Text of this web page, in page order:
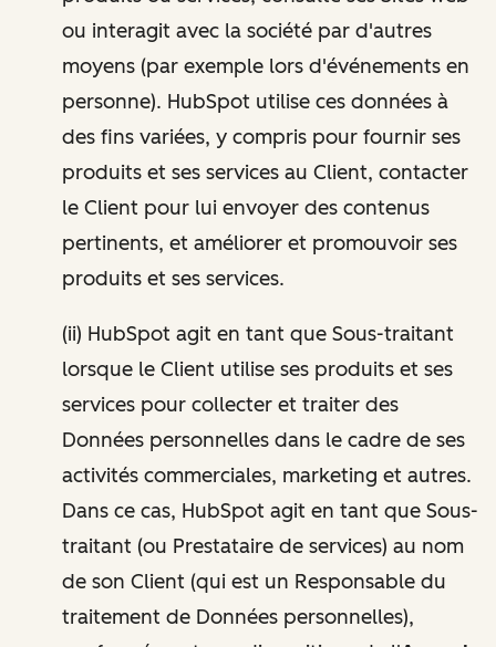
ou interagit avec la société par d'autres
moyens (par exemple lors d'événements en
personne). HubSpot utilise ces données à
des fins variées, y compris pour fournir ses
produits et ses services au Client, contacter
le Client pour lui envoyer des contenus
pertinents, et améliorer et promouvoir ses
produits et ses services.
(ii) HubSpot agit en tant que Sous-traitant
lorsque le Client utilise ses produits et ses
services pour collecter et traiter des
Données personnelles dans le cadre de ses
activités commerciales, marketing et autres.
Dans ce cas, HubSpot agit en tant que Sous-
traitant (ou Prestataire de services) au nom
de son Client (qui est un Responsable du
traitement de Données personnelles),